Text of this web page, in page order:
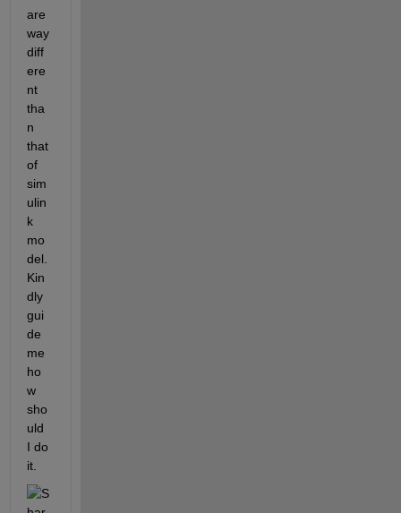
are
way
diff
ere
nt
tha
n
that
of
sim
ulin
k
mo
del.
Kin
dly
gui
de
me
ho
w
sho
uld
I do
it.